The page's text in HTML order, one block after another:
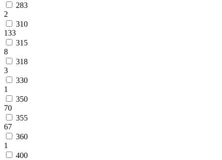
283
2
310
133
315
8
318
3
330
1
350
70
355
67
360
1
400